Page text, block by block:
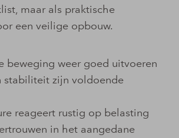
maar als praktische
een veilige opbouw.
beweging weer goed uitvoeren
stabiliteit zijn voldoende
reageert rustig op belasting
in het aangedane